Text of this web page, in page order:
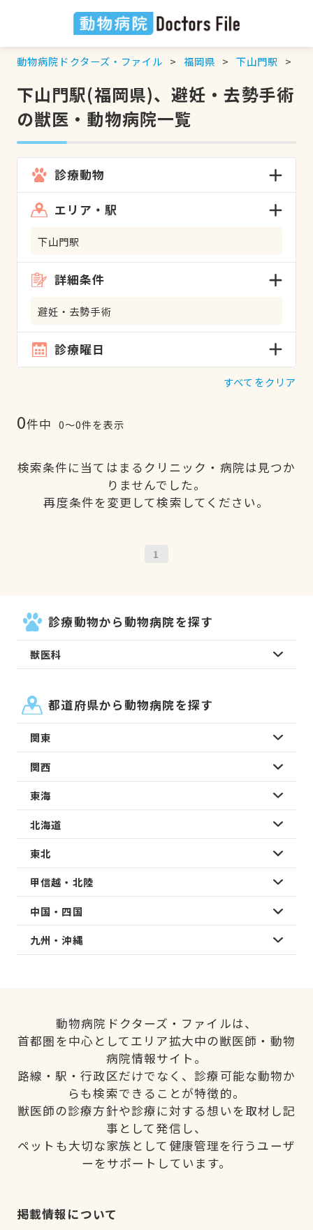
動物病院ドクターズ・ファイル 福岡県 下山門駅
下山門駅(福岡県)、避妊・去勢手術
の獣医・動物病院一覧
診療動物
エリア・駅
下山門駅
詳細条件
避妊・去勢手術
診療曜日
すべてをクリア
0件中 0〜0件を表示
検索条件に当てはまるクリニック・病院は見つか
りませんでした。
再度条件を変更して検索してください。
1
診療動物から動物病院を探す
獣医科
都道府県から動物病院を探す
関東
関西
東海
北海道
東北
甲信越・北陸
中国・四国
九州・沖縄
動物病院ドクターズ・ファイルは、
首都圏を中心としてエリア拡大中の獣医師・動物
病院情報サイト。
路線・駅・行政区だけでなく、診療可能な動物か
らも検索できることが特徴的。
獣医師の診療方針や診療に対する想いを取材し記
事として発信し、
ペットも大切な家族として健康管理を行うユーザ
ーをサポートしています。
掲載情報について